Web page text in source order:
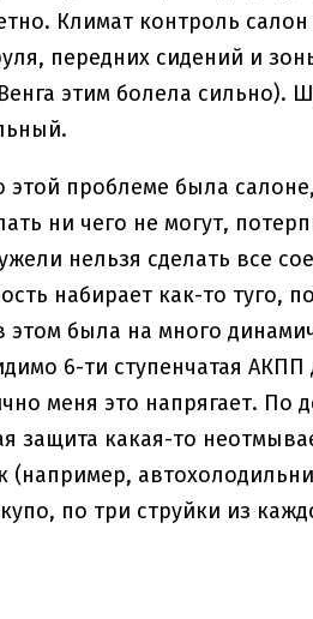
Климат контроль
передних сидений и
этим болела сильно).
проблеме была
ни чего не могут,
нельзя сделать все
набирает как-то туго,
была на много
6-ти ступенчатая АКПП
меня это напрягает. По
защита какая-то
(например,
по три струйки из